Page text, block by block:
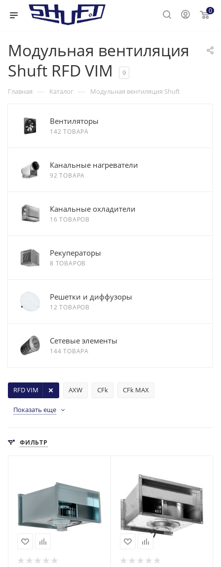
0
Модульная вентиляция
Shuft RFD VIM
9
Главная — Каталог — Модульная вентиляция Shuft
Вентиляторы
142 ТОВАРА
Канальные нагреватели
92 ТОВАРА
Канальные охладители
16 ТОВАРОВ
Рекуператоры
8 ТОВАРОВ
Решетки и диффузоры
12 ТОВАРОВ
Сетевые элементы
144 ТОВАРА
AXW CFk CFk MAX
RFD VIM
Показать еще
ФИЛЬТР